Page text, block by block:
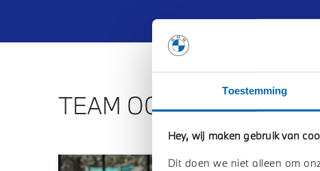
Toestemming
Hey, wij maken gebruik van
Dit doen we niet alleen om
TEAM OOSTLAND